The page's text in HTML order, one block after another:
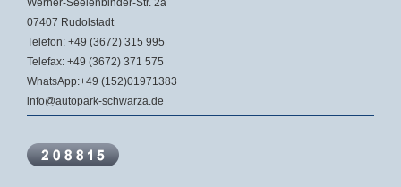
07407 Rudolstadt
Telefon: +49 (3672) 315 995
Telefax: +49 (3672) 371 575
WhatsApp:+49 (152)01971383
info@autopark-schwarza.de